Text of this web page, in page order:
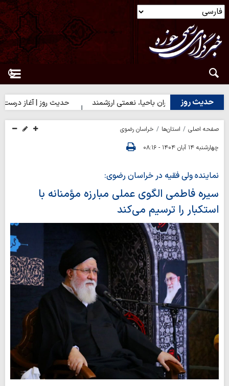
حدیث روز
روز | دختران باحیا، نعمتی ارزشمند حدیث روز | آغاز درست کارها
صفحه اصلی استان‌ها
خراسان رضوی
چهارشنبه ۱۴ آبان ۱۴۰۴ - ۰۸:۱۶
نماینده ولی فقیه در خراسان رضوی:
سیره فاطمی الگوی عملی مبارزه مؤمنانه با
استکبار را ترسیم می‌کند